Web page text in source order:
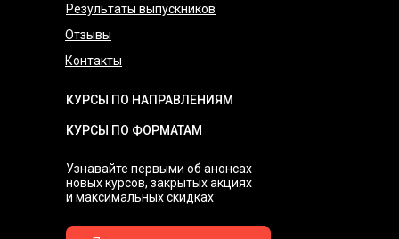
Узнавайте первыми об анонсах
новых курсов, закрытых акциях
и максимальных скидках
КУРСЫ ПО НАПРАВЛЕНИЯМ
КУРСЫ ПО ФОРМАТАМ
Результаты выпускников
Отзывы
Контакты